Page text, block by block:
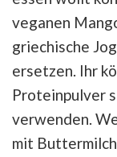
veganen
griechische
ersetzen. Ihr
Proteinpulver
verwenden.
mit